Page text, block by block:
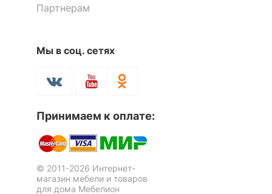
Партнерам
Мы в соц. сетях
Принимаем к оплате:
© 2011-2026 Интернет-
магазин мебели и товаров
для дома Мебелион